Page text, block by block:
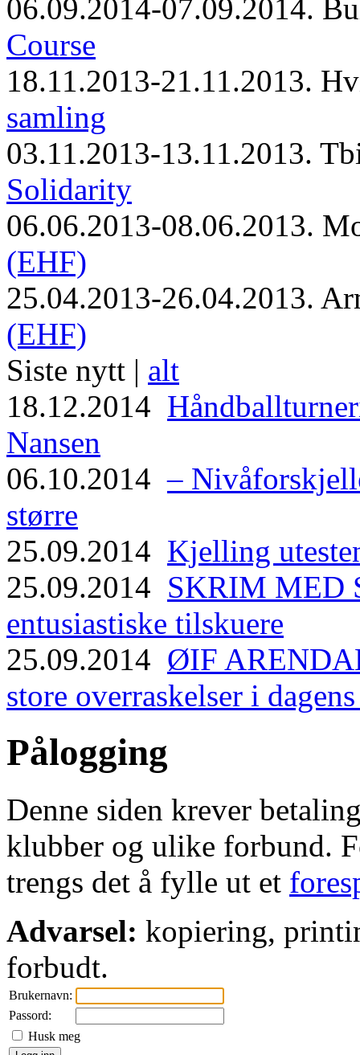
06.09.2014-07.09.2014.
Course
18.11.2013-21.11.2013.
samling
03.11.2013-13.11.2013.
Solidarity
06.06.2013-08.06.2013.
(EHF)
25.04.2013-26.04.2013.
(EHF)
Siste nytt | alt
18.12.2014
Nansen
06.10.2014–
større
25.09.2014 Kjelling
25.09.2014 SKRIM MED
entusiastiske tilskuere
25.09.2014 ØIF
store overraskelser i
Pålogging
Denne siden krever
klubber og ulike forbund.
trengs det å fylle ut et
Advarsel: kopiering,
forbudt.
Brukernavn:
Passord:
Husk meg